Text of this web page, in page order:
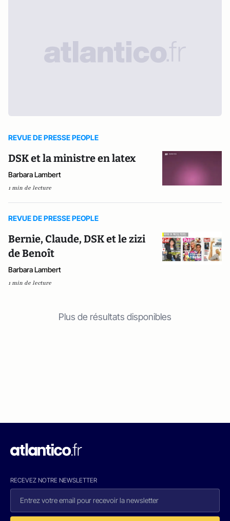
REVUE DE PRESSE PEOPLE
DSK et la ministre en latex
Barbara Lambert
1 min de lecture
REVUE DE PRESSE PEOPLE
Bernie, Claude, DSK et le zizi
de Benoît
Barbara Lambert
1 min de lecture
Plus de résultats disponibles
RECEVEZ NOTRE NEWSLETTER